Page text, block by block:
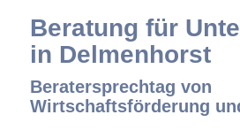
Beratung für
in Delmenhorst
Beratersprechtag von
Wirtschaftsförderung